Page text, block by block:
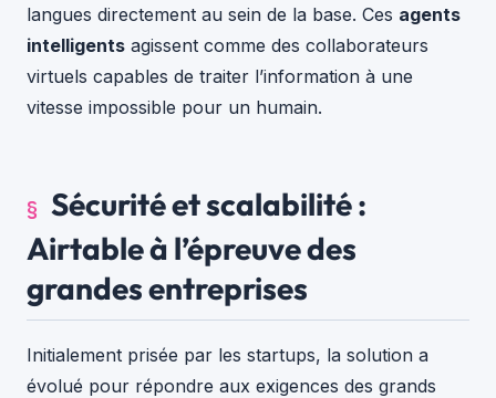
langues directement au sein de la base. Ces agents
intelligents agissent comme des collaborateurs
virtuels capables de traiter l’information à une
vitesse impossible pour un humain.
Sécurité et scalabilité :
Airtable à l’épreuve des
grandes entreprises
Initialement prisée par les startups, la solution a
évolué pour répondre aux exigences des grands